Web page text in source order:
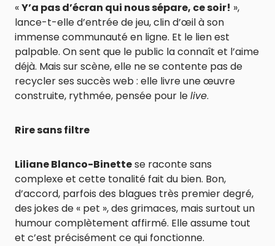
«Y’a pas d’écran qui nous sépare, ce soir! »,
lance-t-elle d’entrée de jeu, clin d’œil à son
immense communauté en ligne. Et le lien est
palpable. On sent que le public la connaît et l’aime
déjà. Mais sur scène, elle ne se contente pas de
recycler ses succès web : elle livre une œuvre
construite, rythmée, pensée pour lelive.
Rire sans filtre
Liliane Blanco-Binettese raconte sans
complexe et cette tonalité fait du bien. Bon,
d’accord, parfois des blagues très premier degré,
des jokes de « pet », des grimaces, mais surtout un
humour complètement affirmé. Elle assume tout
et c’est précisément ce qui fonctionne.